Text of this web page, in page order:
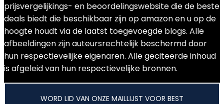
prijsvergelijkings- en beoordelingswebsite die de beste
deals biedt die beschikbaar zijn op amazon en u op de
hoogte houdt via de laatst toegevoegde blogs. Alle
afbeeldingen zijn auteursrechtelijk beschermd door
hun respectievelijke eigenaren. Alle geciteerde inhoud
is afgeleid van hun respectievelijke bronnen.
WORD LID VAN ONZE MAILLIJST VOOR BEST